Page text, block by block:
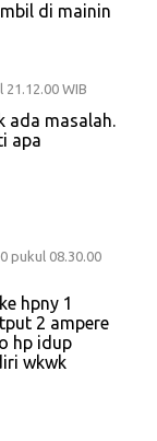
di mainin
WIB
ada masalah.
apa
pukul 08.30.00
hpny 1
2 ampere
hp idup
wkwk